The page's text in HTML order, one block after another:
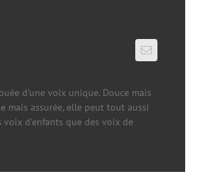
d’une voix unique. Douce mais
mais assurée, elle peut tout aussi
voix d’enfants que des voix de